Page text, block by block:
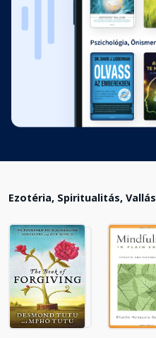
Ezotéria, Spiritualitás, Vallás